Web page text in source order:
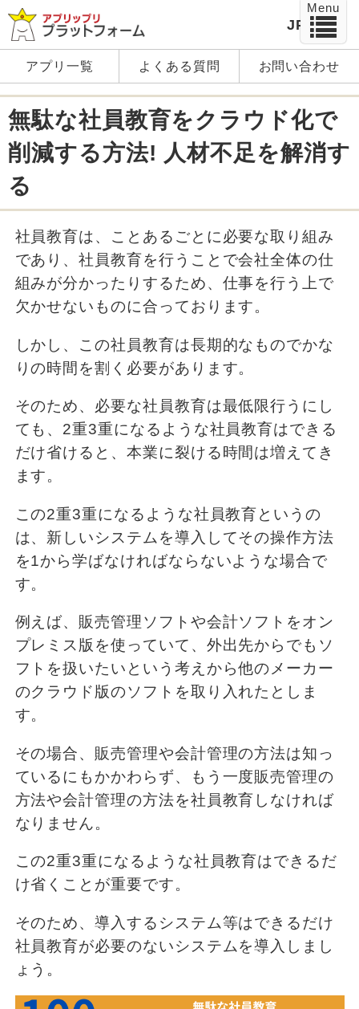
JP EN
アプリ一覧 よくある質問 お問い合わせ
無駄な社員教育をクラウド化で
削減する方法! 人材不足を解消す
る
社員教育は、ことあるごとに必要な取り組み
であり、社員教育を行うことで会社全体の仕
組みが分かったりするため、仕事を行う上で
欠かせないものに合っております。
しかし、この社員教育は長期的なものでかな
りの時間を割く必要があります。
そのため、必要な社員教育は最低限行うにし
ても、2重3重になるような社員教育はできる
だけ省けると、本業に裂ける時間は増えてき
ます。
この2重3重になるような社員教育というの
は、新しいシステムを導入してその操作方法
を1から学ばなければならないような場合で
す。
例えば、販売管理ソフトや会計ソフトをオン
プレミス版を使っていて、外出先からでもソ
フトを扱いたいという考えから他のメーカー
のクラウド版のソフトを取り入れたとしま
す。
その場合、販売管理や会計管理の方法は知っ
ているにもかかわらず、もう一度販売管理の
方法や会計管理の方法を社員教育しなければ
なりません。
この2重3重になるような社員教育はできるだ
け省くことが重要です。
そのため、導入するシステム等はできるだけ
社員教育が必要のないシステムを導入しまし
ょう。
Menu